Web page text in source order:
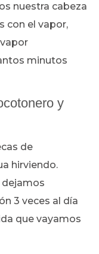
nuestra cabeza
con el vapor,
minutos
y
de
hirviendo.
dejamos
3 veces al día
que vayamos